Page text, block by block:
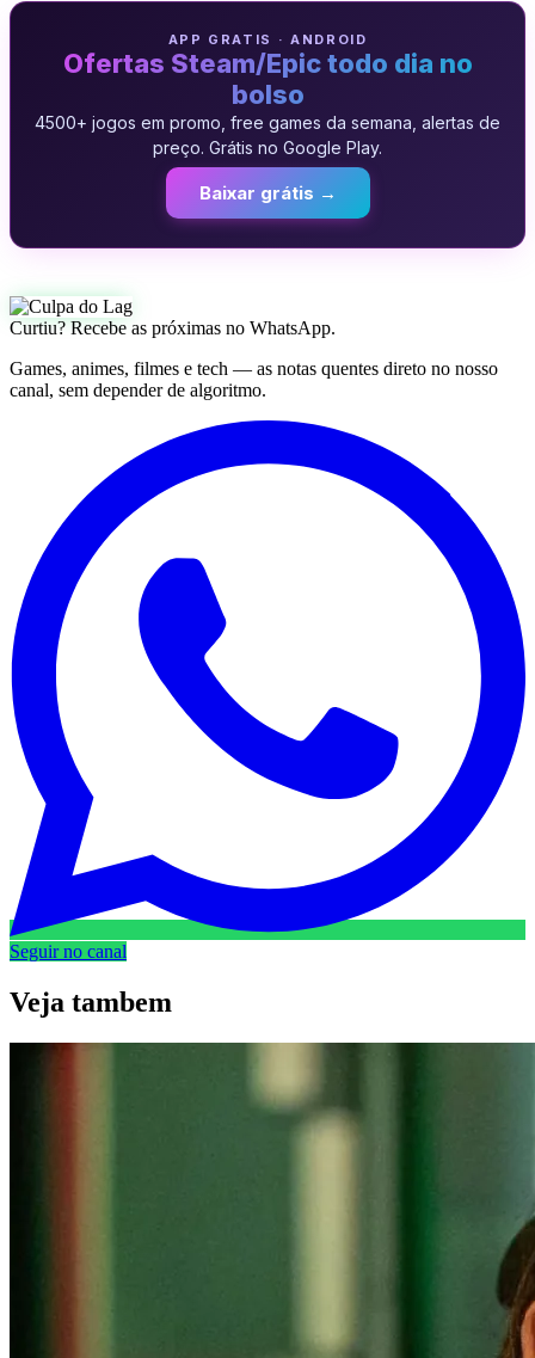
APP GRATIS · ANDROID
Ofertas Steam/Epic todo dia no
bolso
4500+ jogos em promo, free games da semana, alertas de
preço. Grátis no Google Play.
Baixar grátis →
Curtiu? Recebe as próximas no WhatsApp.
Games, animes, filmes e tech — as notas quentes direto no nosso
canal, sem depender de algoritmo.
Seguir no canal
Veja tambem